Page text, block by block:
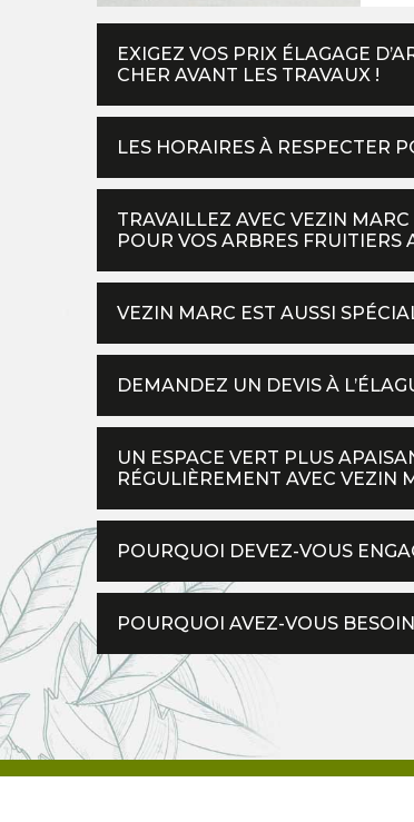
EXIGEZ VOS PRIX ÉLAGAGE
CHER AVANT LES TRAVAUX !
LES HORAIRES À RESPECTER
TRAVAILLEZ AVEC VEZIN
POUR VOS ARBRES FRUITIERS
VEZIN MARC EST AUSSI
DEMANDEZ UN DEVIS À
UN ESPACE VERT PLUS
RÉGULIÈREMENT AVEC VEZIN
POURQUOI DEVEZ-VOUS
POURQUOI AVEZ-VOUS